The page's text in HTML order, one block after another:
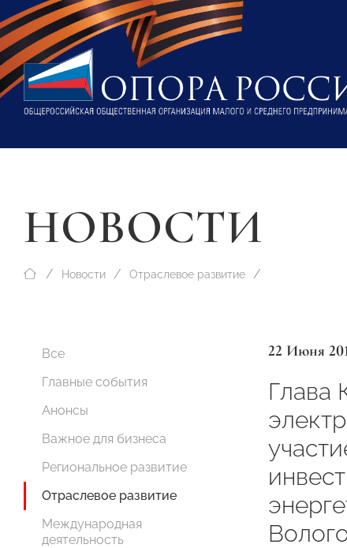
НОВОСТИ
Новости Отраслевое развитие
Все
Главные события
Анонсы
Важное для бизнеса
Региональное развитие
Отраслевое развитие
Международная
деятельность
22 Июня
Глава